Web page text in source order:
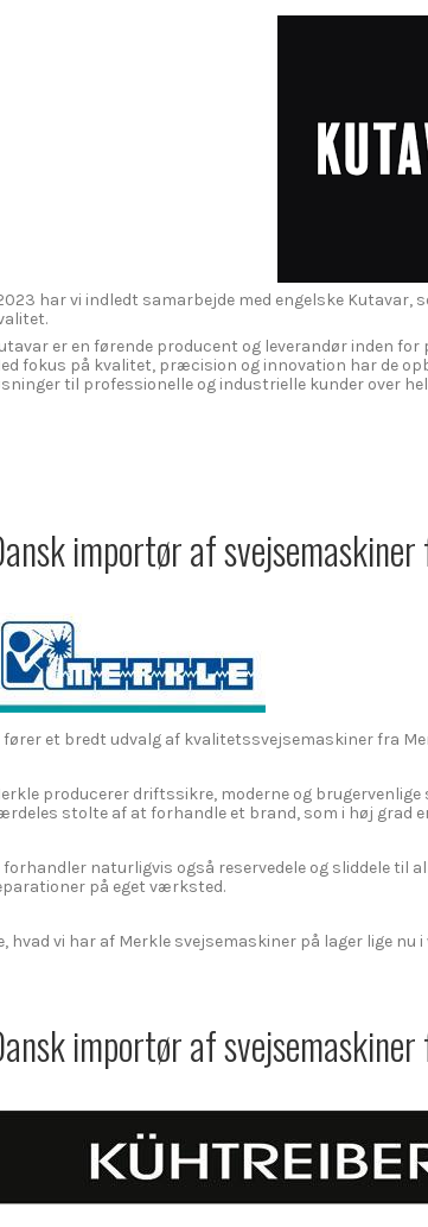
har vi indledt samarbejde med engelske
er en førende producent og leverandør inden
fokus på kvalitet, præcision og innovation har de
til professionelle og industrielle kunder over
importør af
fører et bredt udvalg af kvalitetssvejsemaskiner fra
producerer driftssikre, moderne og
stolte af at forhandle et brand, som i høj grad
forhandler naturligvis også reservedele og sliddele til
på eget værksted.
hvad vi har af Merkle svejsemaskiner på lager lige nu
importør af